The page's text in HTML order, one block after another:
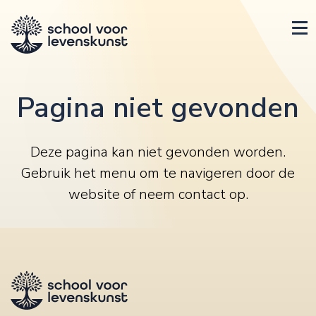
Pagina niet gevonden
Deze pagina kan niet gevonden worden.
Gebruik het menu om te navigeren door de
website ofneem contact op.